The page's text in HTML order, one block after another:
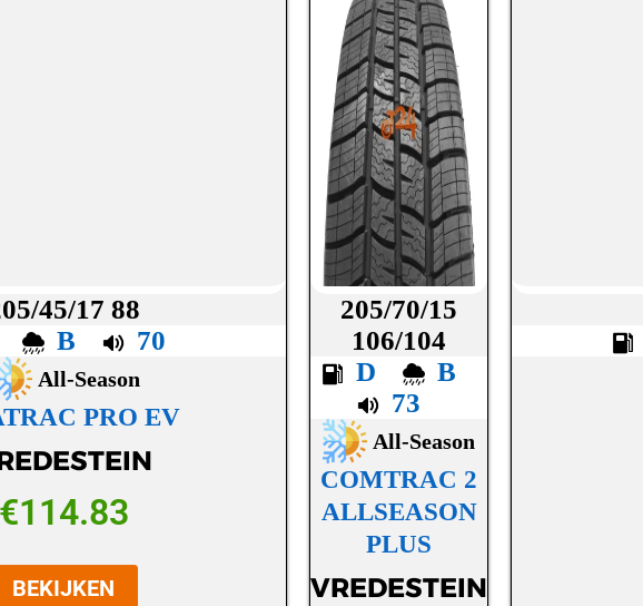
45/17 88
B 70
All-Season
PRO EV
€114.83
BEKIJKEN
205/70/15
106/104
D
B
73
All-Season
COMTRAC 2
ALLSEASON
PLUS
VREDESTEIN